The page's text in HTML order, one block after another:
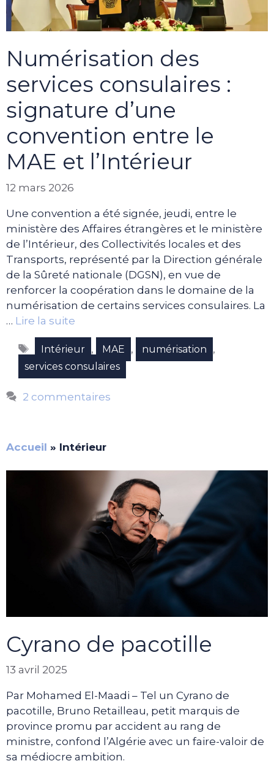
Numérisation des
services consulaires :
signature d’une
convention entre le
MAE et l’Intérieur
12 mars 2026
Une convention a été signée, jeudi, entre le
ministère des Affaires étrangères et le ministère
de l’Intérieur, des Collectivités locales et des
Transports, représenté par la Direction générale
de la Sûreté nationale (DGSN), en vue de
renforcer la coopération dans le domaine de la
numérisation de certains services consulaires. La
… Lire la suite
Étiquettes
Intérieur , MAE , numérisation ,
services consulaires
2 commentaires
Accueil » Intérieur
Cyrano de pacotille
13 avril 2025
Par Mohamed El-Maadi – Tel un Cyrano de
pacotille, Bruno Retailleau, petit marquis de
province promu par accident au rang de
ministre, confond l’Algérie avec un faire-valoir de
sa médiocre ambition.